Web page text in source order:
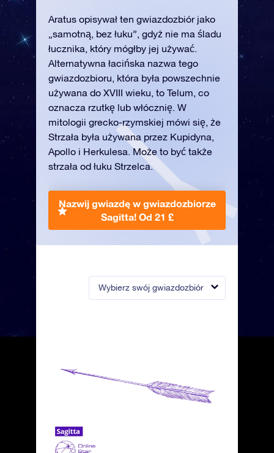
Wybierz swój gwiazdozbiór
Aratus opisywał ten gwiazdozbiór jako
„samotną, bez łuku”, gdyż nie ma śladu
łucznika, który mógłby jej używać.
Alternatywna łacińska nazwa tego
gwiazdozbioru, która była powszechnie
używana do XVIII wieku, to Telum, co
oznacza rzutkę lub włócznię. W
mitologii grecko-rzymskiej mówi się, że
Strzała była używana przez Kupidyna,
Apollo i Herkulesa. Może to być także
strzała od łuku Strzelca.
Nazwij gwiazdę w gwiazdozbiorze
Sagitta! Od 21 £